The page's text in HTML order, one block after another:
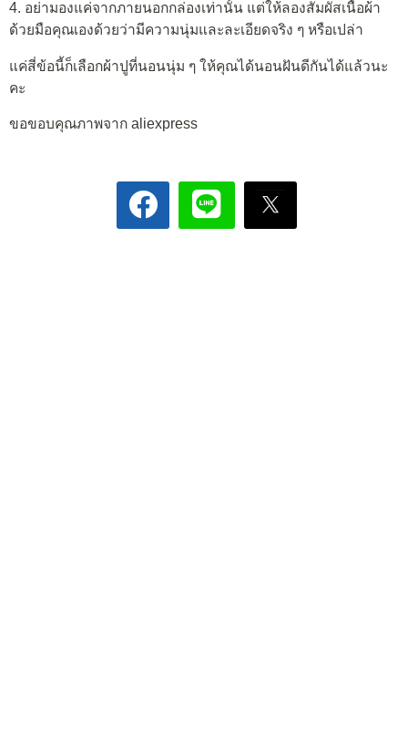
4. อย่ามองแค่จากภายนอกกล่องเท่านั้น แต่ให้ลองสัมผัสเนื้อผ้า
ด้วยมือคุณเองด้วยว่ามีความนุ่มและละเอียดจริง ๆ หรือเปล่า
แค่สี่ข้อนี้ก็เลือกผ้าปูที่นอนนุ่ม ๆ ให้คุณได้นอนฝันดีกันได้แล้วนะ
คะ
ขอขอบคุณภาพจาก aliexpress